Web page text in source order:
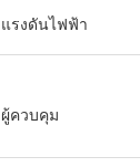
แรงดันไฟฟ้า
ผู้ควบคุม